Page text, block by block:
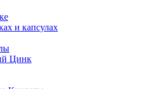
и капсулах
Цинк